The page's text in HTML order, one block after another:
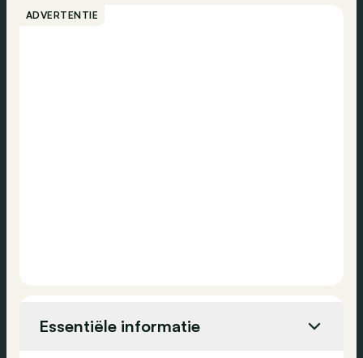
ADVERTENTIE
Essentiële informatie